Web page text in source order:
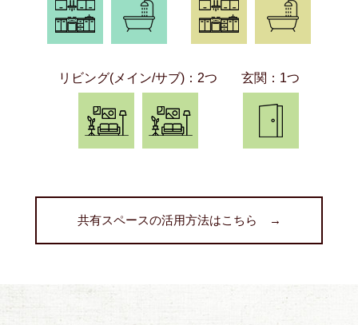
リビング(メイン/サブ)：2つ 玄関：1つ
共有スペースの活用方法はこちら →